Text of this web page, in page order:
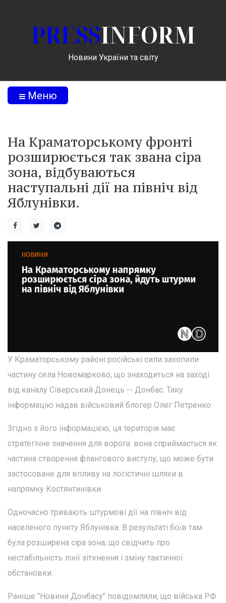
PRESSINFORM
Новини України та світу
Меню
На Краматорському фронті
розширюється так звана сіра
зона, відбуваються
наступальні дії на північ від
Яблунівки.
У Краматорському районі російські сили захопили
частину села Новомарково, що знаходиться на заході
від каналу Сіверський Донець -- Донбас. Таку
інформацію надав військовий блогер Олег Петренко.
Згідно з його інформацією, ця територія має
стратегічне значення для ворога: вона сприймається як
частина створення флангового виступу, що може бути
застосоване для впливу на логістичні шляхи в
напрямку Костянтинівки.
Одночасно тривають штурмові дії на північ від
населеного пункту Яблунівка. В результаті боїв там
була розширена сіра зона, що свідчить про
нестабільність лінії зіткнення і зміну тактичної
обстановки.
Раніше "Новини Донбасу" повідомляли, що війська РФ